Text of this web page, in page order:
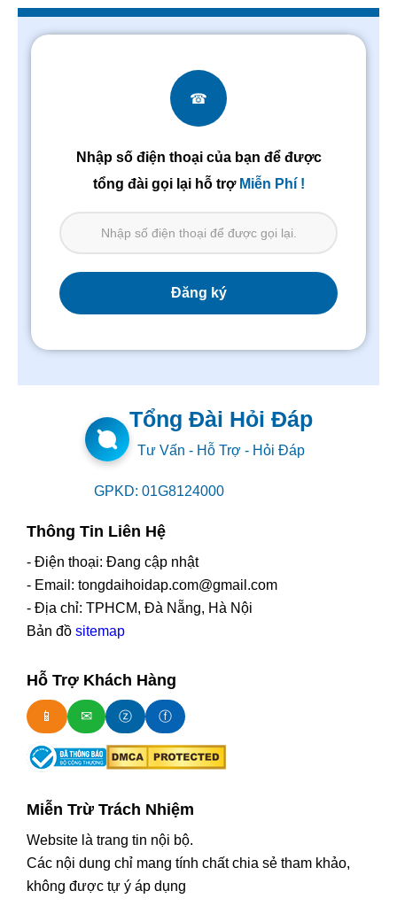
☎
Nhập số điện thoại của bạn để được
tổng đài gọi lại hỗ trợ Miễn Phí !
Tổng Đài Hỏi Đáp
Tư Vấn - Hỗ Trợ - Hỏi Đáp
GPKD: 01G8124000
Thông Tin Liên Hệ
- Điện thoại: Đang cập nhật
- Email: tongdaihoidap.com@gmail.com
- Địa chỉ: TPHCM, Đà Nẵng, Hà Nội
Bản đồ sitemap
Hỗ Trợ Khách Hàng
📱 ✉ ⓩ ⓕ
Miễn Trừ Trách Nhiệm
Website là trang tin nội bộ.
Các nội dung chỉ mang tính chất chia sẻ tham khảo,
không được tự ý áp dụng